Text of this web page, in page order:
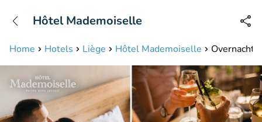
Bereikbaar tot 23:00 uur
Home Hotels Liège Hôtel Mademoiselle
Hôtel Mademoiselle